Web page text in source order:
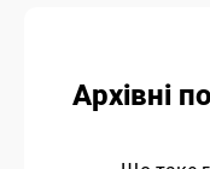
Архівні